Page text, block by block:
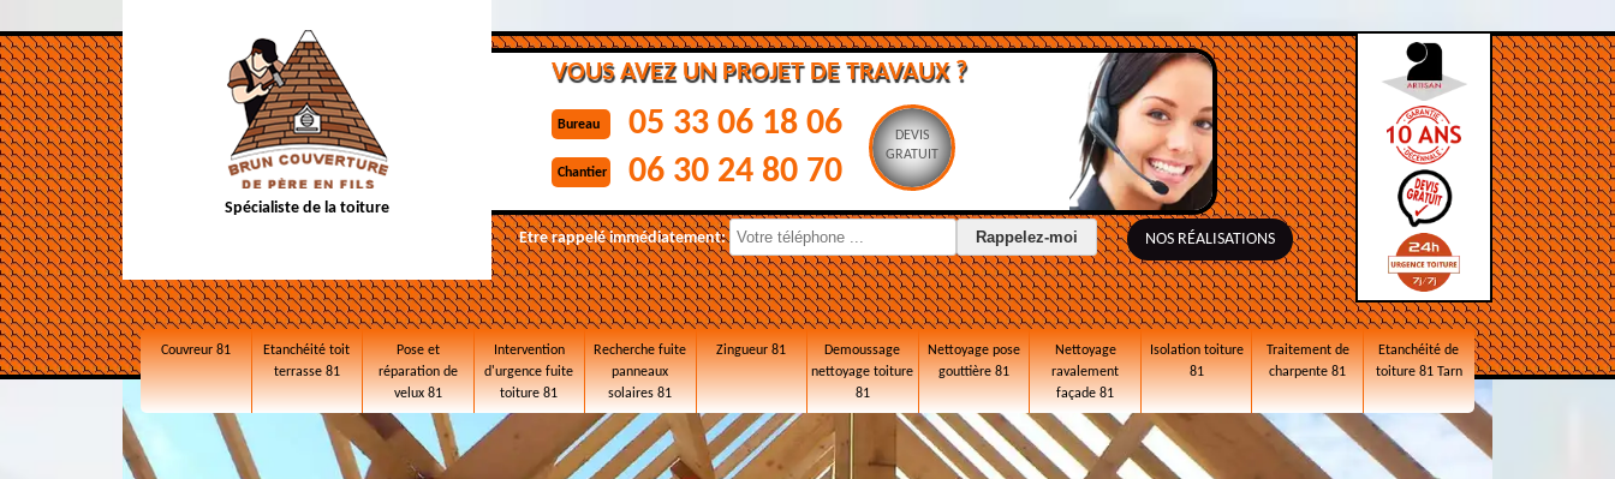
Spécialiste de la toiture
VOUS AVEZ UN PROJET DE TRAVAUX ?
Bureau 05 33 06 18 06
Chantier 06 30 24 80 70
DEVIS
GRATUIT
Etre rappelé immédiatement: NOS RÉALISATIONS
Couvreur 81
Etanchéité toit
terrasse 81
Pose et
réparation de
velux 81
Intervention
d'urgence fuite
toiture 81
Recherche fuite
panneaux
solaires 81
Zingueur 81
Demoussage
nettoyage toiture
81
Nettoyage pose
gouttière 81
Nettoyage
ravalement
façade 81
Isolation toiture
81
Traitement de
charpente 81
Etanchéité de
toiture 81 Tarn